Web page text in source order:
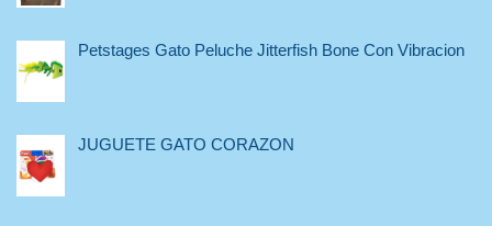
Petstages Gato Peluche Jitterfish Bone Con Vibracion
JUGUETE GATO CORAZON